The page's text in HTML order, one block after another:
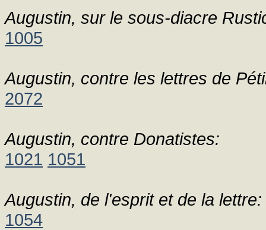
Augustin, sur le sous-diacre
1005
Augustin, contre les lettres de
2072
Augustin, contre Donatistes:
1021 1051
Augustin, de l'esprit et de la lettre:
1054